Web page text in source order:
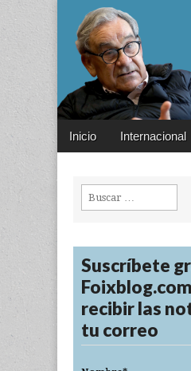
Main
Skip
Inicio Internacional
Buscar:
Suscríbete
recibir las
tu correo